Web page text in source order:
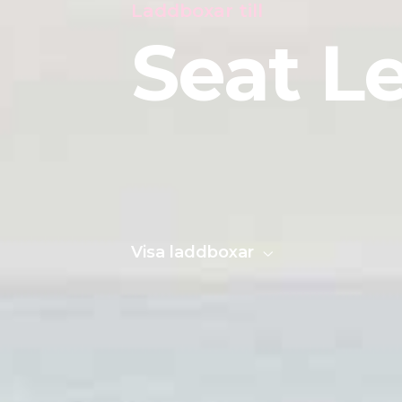
Laddboxar till
Seat
Visa laddboxar